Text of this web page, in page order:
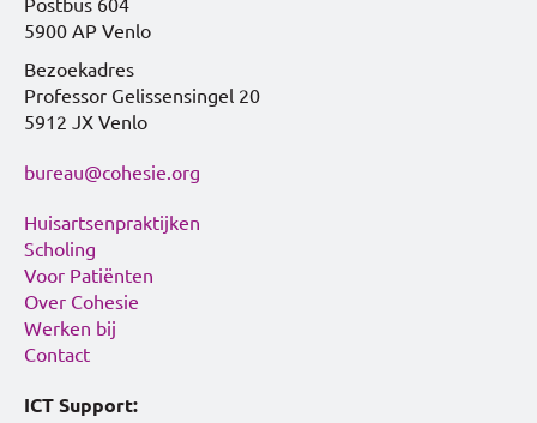
Postbus 604
5900 AP Venlo
Bezoekadres
Professor Gelissensingel 20
5912 JX Venlo
bureau@cohesie.org
Huisartsenpraktijken
Scholing
Voor Patiënten
Over Cohesie
Werken bij
Contact
ICT Support: